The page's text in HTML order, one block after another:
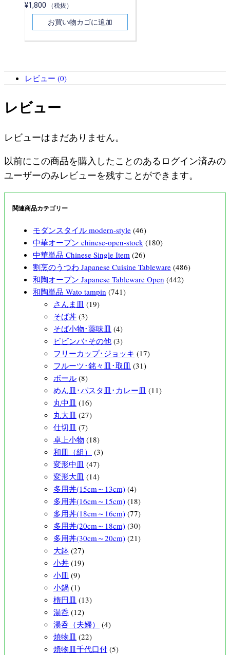
¥1,800 （税抜）
お買い物カゴに追加
レビュー (0)
レビュー
レビューはまだありません。
以前にこの商品を購入したことのあるログイン済みの
ユーザーのみレビューを残すことができます。
関連商品カテゴリー
モダンスタイル modern-style (46)
中華オープン chinese-open-stock (180)
中華単品 Chinese Single Item (26)
割烹のうつわ Japanese Cuisine Tableware (486)
和陶オープン Japanese Tableware Open (442)
和陶単品 Wato tampin (741)
さんま皿 (19)
そば丼 (3)
そば小物･薬味皿 (4)
ビビンバ･その他 (3)
フリーカップ･ジョッキ (17)
フルーツ･銘々皿･取皿 (31)
ボール (8)
めん皿･パスタ皿･カレー皿 (11)
丸中皿 (16)
丸大皿 (27)
仕切皿 (7)
卓上小物 (18)
和皿（組）
(3)
変形中皿 (47)
変形大皿 (14)
多用丼(15cm～13cm) (4)
多用丼(16cm～15cm) (18)
多用丼(18cm～16cm) (77)
多用丼(20cm～18cm) (30)
多用丼(30cm～20cm) (21)
大鉢 (27)
小丼 (19)
小皿 (9)
小鍋 (1)
楕円皿 (13)
湯呑 (12)
湯呑（夫婦）
(4)
焼物皿 (22)
焼物皿千代口付 (5)